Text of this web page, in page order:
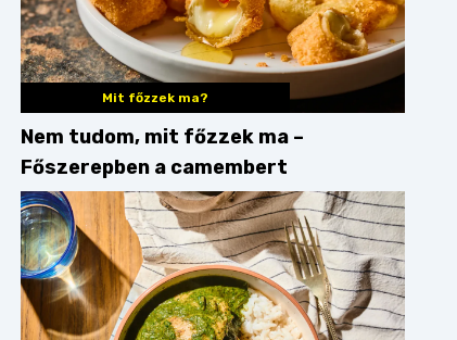
Mit főzzek ma?
Nem tudom, mit főzzek ma –
Főszerepben a camembert